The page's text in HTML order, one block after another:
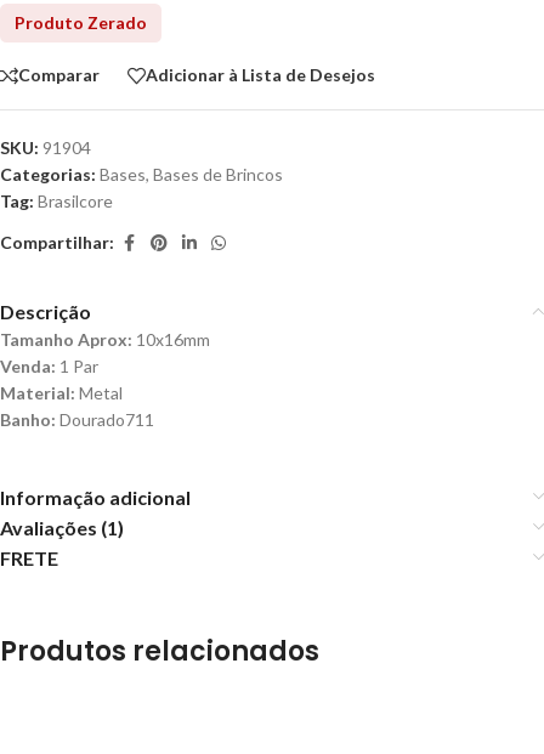
Comparar Adicionar à Lista de Desejos
SKU: 91904
Categorias: Bases, Bases de Brincos
Tag: Brasilcore
Compartilhar:
Descrição
Tamanho Aprox: 10x16mm
Venda: 1 Par
Material: Metal
Banho: Dourado711
Informação adicional
Avaliações (1)
FRETE
Produtos relacionados